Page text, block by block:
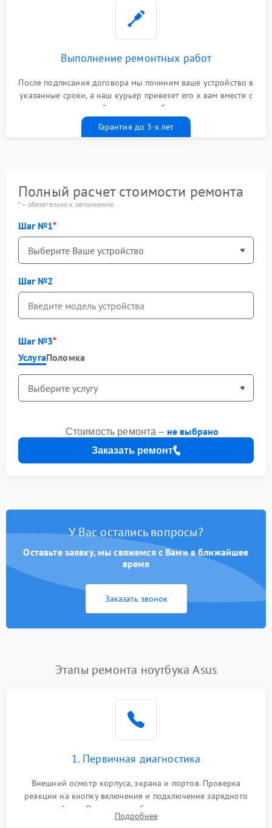
Выполнение ремонтных работ
После подписания договора мы починим ваше устройство в
указанные сроки, а наш курьер привезет его к вам вместе с
гарантийным талоном бесплатно
Гарантия до 3-х лет
Полный расчет стоимости ремонта
* – обязательно к заполнению
Шаг №1
Шаг №2
Шаг №3
УслугаПоломка
Заказать ремонт
Стоимость ремонта – не выбрано
У Вас остались вопросы?
Оставьте заявку, мы свяжемся с Вами в ближайшее
время
Заказать звонок
Этапы ремонта ноутбука Asus
1. Первичная диагностика
Внешний осмотр корпуса, экрана и портов. Проверка
реакции на кнопку включения и подключение зарядного
устройства. Оценка потребления тока с помощью
лабораторного блока питания для локализации проблемы.
Подробнее